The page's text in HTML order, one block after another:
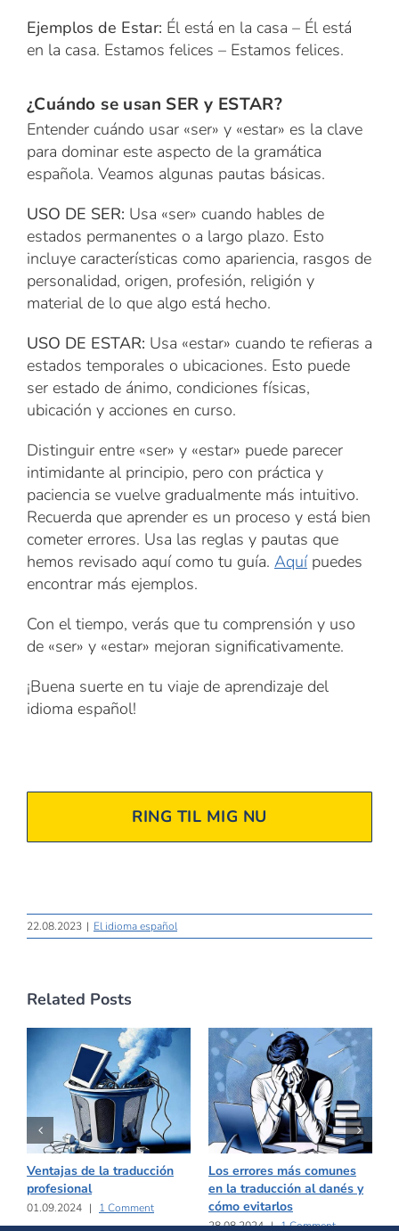
Ejemplos de Estar: Él está en la casa – Él está
en la casa. Estamos felices – Estamos felices.
¿Cuándo se usan SER y ESTAR?
Entender cuándo usar «ser» y «estar» es la clave
para dominar este aspecto de la gramática
española. Veamos algunas pautas básicas.
USO DE SER: Usa «ser» cuando hables de
estados permanentes o a largo plazo. Esto
incluye características como apariencia, rasgos de
personalidad, origen, profesión, religión y
material de lo que algo está hecho.
USO DE ESTAR: Usa «estar» cuando te refieras a
estados temporales o ubicaciones. Esto puede
ser estado de ánimo, condiciones físicas,
ubicación y acciones en curso.
Distinguir entre «ser» y «estar» puede parecer
intimidante al principio, pero con práctica y
paciencia se vuelve gradualmente más intuitivo.
Recuerda que aprender es un proceso y está bien
cometer errores. Usa las reglas y pautas que
hemos revisado aquí como tu guía. Aquípuedes
encontrar más ejemplos.
Con el tiempo, verás que tu comprensión y uso
de «ser» y «estar» mejoran significativamente.
¡Buena suerte en tu viaje de aprendizaje del
idioma español!
RING TIL MIG NU
22.08.2023 | El idioma español
Related Posts
Ventajas de la traducción
profesional
01.09.2024 | 1 Comment
Los errores más comunes
en la traducción al danés y
cómo evitarlos
28.08.2024 | 1 Comment